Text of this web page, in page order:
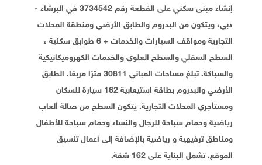
إنشاء مبنى سكني على القطعة رقم 3734542 في البرشاء -
دبي، ويتكون من البدروم والطابق الأرضي ومنطقة المحلات
التجارية ومواقف السيارات والخدمات + 6 طوابق سكنية ،
السطح السفلي والسطح العلوي والخدمات الكهروميكانيكية
والسباكة. تبلغ مساحات المباني 30811 مترًا مربعًا. الطابق
الأرضي والبدروم بطاقة استيعابية 162 سيارة للسكان
ومستأجري المحلات التجارية. يتكون السطح من صالة ألعاب
رياضية وحمام سباحة للرجال والنساء وحمام سباحة للأطفال
ومناطق ترفيهية و رياضية بالإضافة إلى أعمال تنسيق
الموقع. تشمل البناية على 162 شقة.